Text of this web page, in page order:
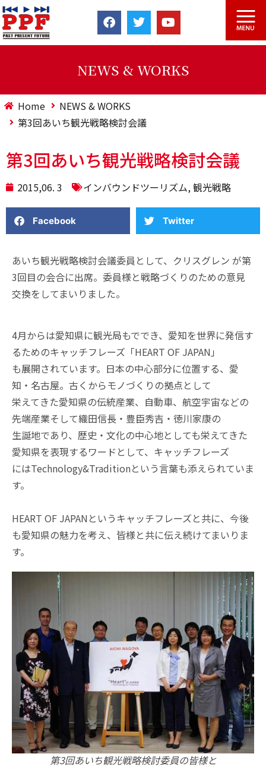
NEWS & WORKS
Home
NEWS & WORKS
第3回あいち観光戦略検討会議
第3回あいち観光戦略検討会議
2015,06. 3 インバウンドツーリズム,観光戦略
Facebook Twitter
あいち観光戦略検討会議委員として、クリスグレン が第
3回目の会合に出席。委員様と戦略づくりのための意見
交換をしてまいりました。
4月からは愛知県に観光局もででき、愛知を世界に発信す
るためのキャッチフレーズ「HEART OF JAPAN」
も展開されています。日本の中心部分に位置する、愛
知・名古屋。古くからモノづくりの拠点として
栄えてきた愛知県の伝統産業、自動車、航空宇宙などの
先端産業そして織田信長・豊臣秀吉・徳川家康の
生誕地であり、歴史・文化の中心地としても栄えてきた
愛知県を表現するワードとして、キャッチフレーズ
にはTechnology&Traditionという言葉も添えられていま
す。
HEART OF JAPANというキャッチフレーズと共に、今後
も愛知県の魅力を考え、皆様と共に伝え続けてまいりま
す。
第3回あいち観光戦略検討委員の皆様と